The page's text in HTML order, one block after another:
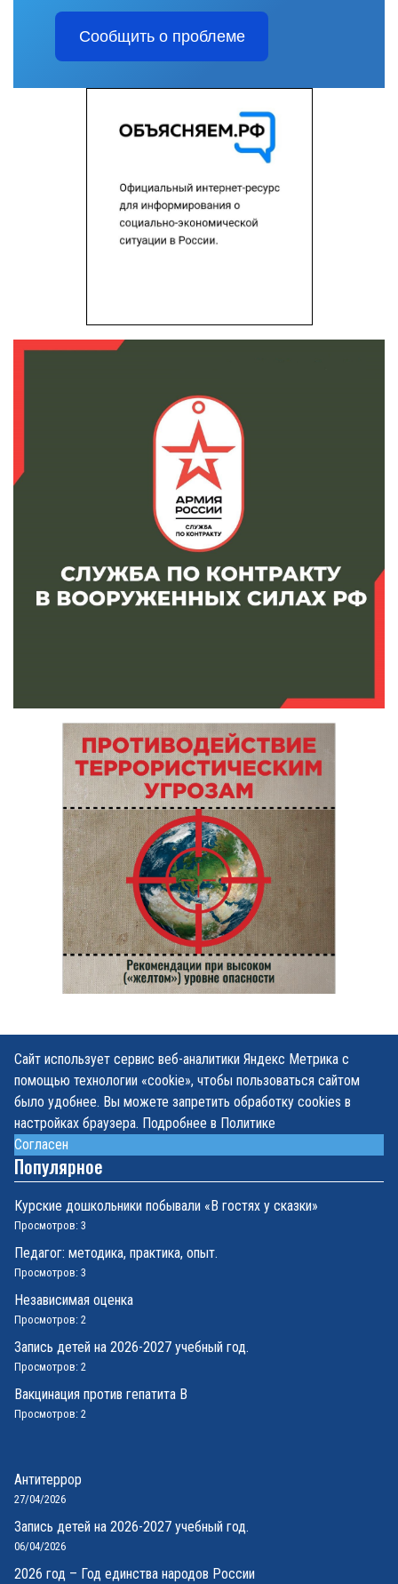
Сообщить о проблеме
Сайт использует сервис веб-аналитики Яндекс Метрика с
помощью технологии «cookie», чтобы пользоваться сайтом
было удобнее. Вы можете запретить обработку cookies в
настройках браузера. Подробнее в Политике
Согласен
Популярное
Курские дошкольники побывали «В гостях у сказки»
Просмотров: 3
Педагог: методика, практика, опыт.
Просмотров: 3
Независимая оценка
Просмотров: 2
Запись детей на 2026-2027 учебный год.
Просмотров: 2
Вакцинация против гепатита В
Просмотров: 2
Антитеррор
27/04/2026
Запись детей на 2026-2027 учебный год.
06/04/2026
2026 год – Год единства народов России